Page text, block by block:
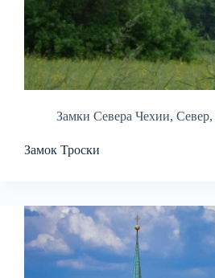
Замки Севера Чехии, Север,
Замок Троски